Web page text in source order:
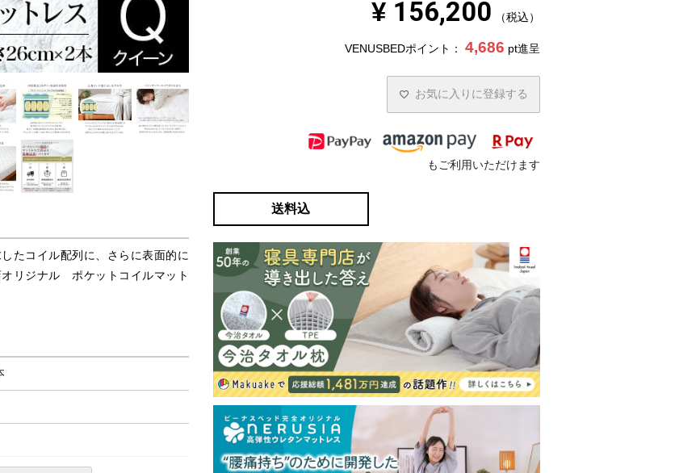
たコイル配列に、さらに表面的に
リジナル ポケットコイルマット
¥ 156,200 税込
VENUSBEDポイント： 4,686 pt進呈
お気に入りに登録する
もご利用いただけます
送料込